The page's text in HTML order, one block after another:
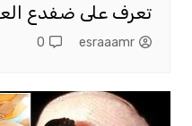
تعرف على ضفدع
esraaamr
0